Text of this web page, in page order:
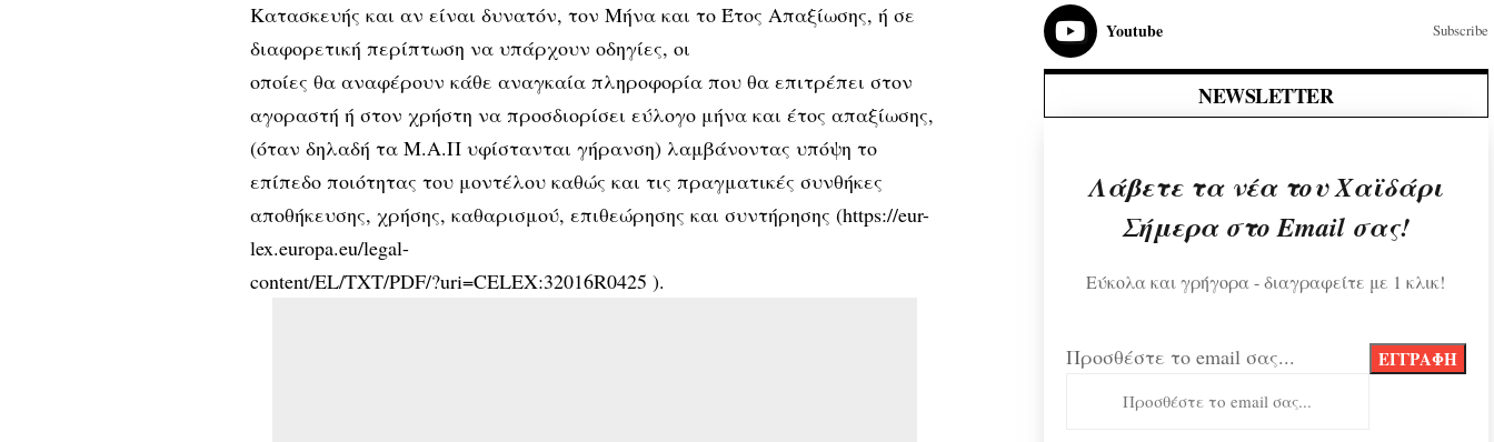
Κατασκευής και αν είναι δυνατόν, τον Μήνα και το Έτος Απαξίωσης, ή σε
διαφορετική περίπτωση να υπάρχουν οδηγίες, οι
οποίες θα αναφέρουν κάθε αναγκαία πληροφορία που θα επιτρέπει στον
αγοραστή ή στον χρήστη να προσδιορίσει εύλογο μήνα και έτος απαξίωσης,
(όταν δηλαδή τα Μ.Α.Π υφίστανται γήρανση) λαμβάνοντας υπόψη το
επίπεδο ποιότητας του μοντέλου καθώς και τις πραγματικές συνθήκες
αποθήκευσης, χρήσης, καθαρισμού, επιθεώρησης και συντήρησης (https://eur-
lex.europa.eu/legal-
content/EL/TXT/PDF/?uri=CELEX:32016R0425 ).
Youtube Subscribe
NEWSLETTER
Λάβετε τα νέα του Χαϊδάρι
Σήμερα στο Email σας!
Εύκολα και γρήγορα - διαγραφείτε με 1 κλικ!
Προσθέστε το email σας...